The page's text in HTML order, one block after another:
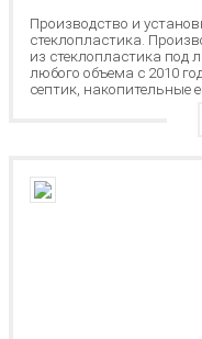
Производство и
стеклопластика.
из стеклопластика под
любого объема с 2010
септик, накопительные